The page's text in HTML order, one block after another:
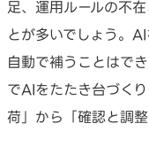
足、運用ルールの不
とが多いでしょう。
自動で補うことはで
でAIをたたき台づく
荷」から「確認と調